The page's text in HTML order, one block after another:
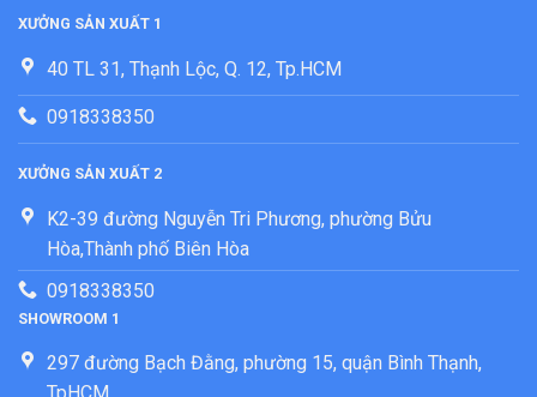
XƯỞNG SẢN XUẤT 1
40 TL 31, Thạnh Lộc, Q. 12, Tp.HCM
0918338350
XƯỞNG SẢN XUẤT 2
K2-39 đường Nguyễn Tri Phương, phường Bửu
Hòa,Thành phố Biên Hòa
0918338350
SHOWROOM 1
297 đường Bạch Đằng, phường 15, quận Bình Thạnh,